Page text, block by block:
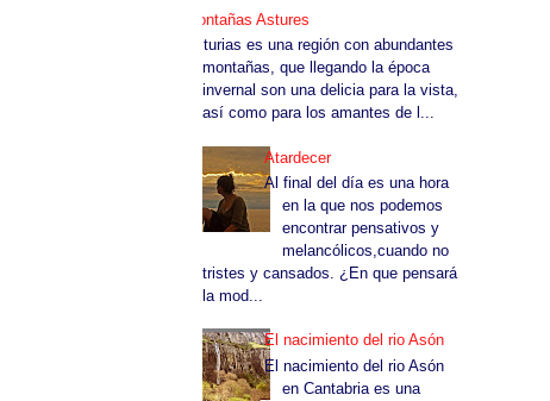
Montañas Astures
Asturias es una región con abundantes
montañas, que llegando la época
invernal son una delicia para la vista,
así como para los amantes de l...
Atardecer
Al final del día es una hora
en la que nos podemos
encontrar pensativos y
melancólicos,cuando no
tristes y cansados. ¿En que pensará
la mod...
El nacimiento del rio Asón
El nacimiento del rio Asón
en Cantabria es una